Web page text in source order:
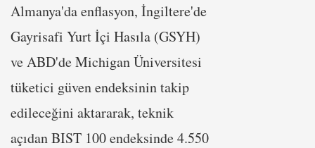
Almanya'da enflasyon, İngiltere'de
Gayrisafi Yurt İçi Hasıla (GSYH)
ve ABD'de Michigan Üniversitesi
tüketici güven endeksinin takip
edileceğini aktararak, teknik
açıdan BIST 100 endeksinde 4.550